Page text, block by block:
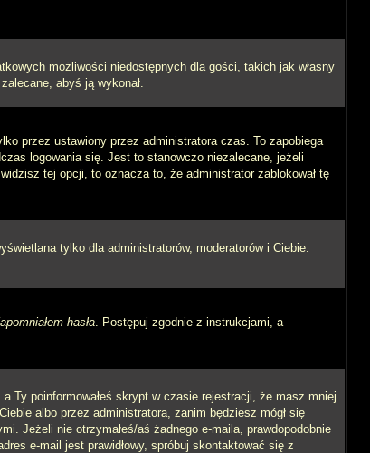
możliwości niedostępnych dla gości, takich jak własny
abyś ją wykonał.
przez ustawiony przez administratora czas. To zapobiega
logowania się. Jest to stanowczo niezalecane, jeżeli
tej opcji, to oznacza to, że administrator zablokował tę
tylko dla administratorów, moderatorów i Ciebie.
hasła. Postępuj zgodnie z instrukcjami, a
Ty poinformowałeś skrypt w czasie rejestracji, że masz mniej
albo przez administratora, zanim będziesz mógł się
Jeżeli nie otrzymałeś/aś żadnego e-maila, prawdopodobnie
e-mail jest prawidłowy, spróbuj skontaktować się z